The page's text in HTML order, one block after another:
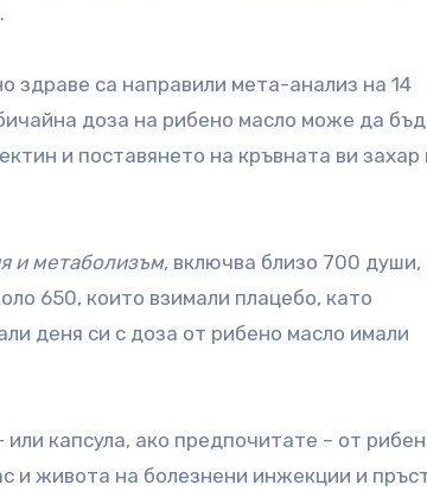
здраве са направили мета-анализ на 14
доза на рибено масло може да
и поставянето на кръвната ви захар
и метаболизъм, включва близо 700 души,
650, които взимали плацебо, като
деня си с доза от рибено масло имали
капсула, ако предпочитате – от
и живота на болезнени инжекции и